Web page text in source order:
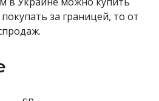
за границей, то от